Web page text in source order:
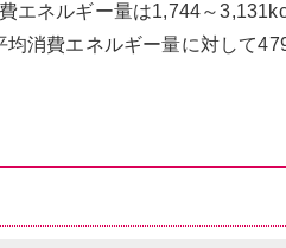
エネルギー量は1,744～
消費エネルギー量に対して